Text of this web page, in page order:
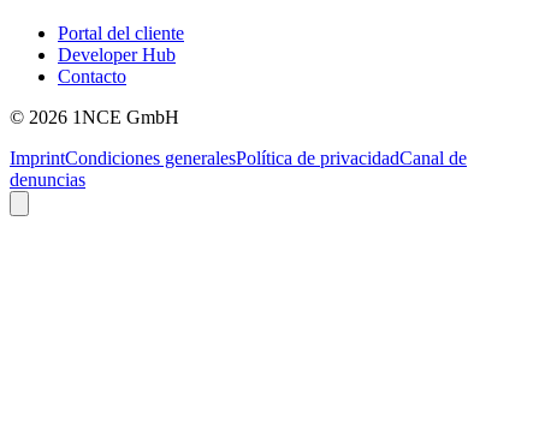
Portal del cliente
Developer Hub
Contacto
© 2026 1NCE GmbH
ImprintCondiciones generalesPolítica de privacidadCanal de
denuncias